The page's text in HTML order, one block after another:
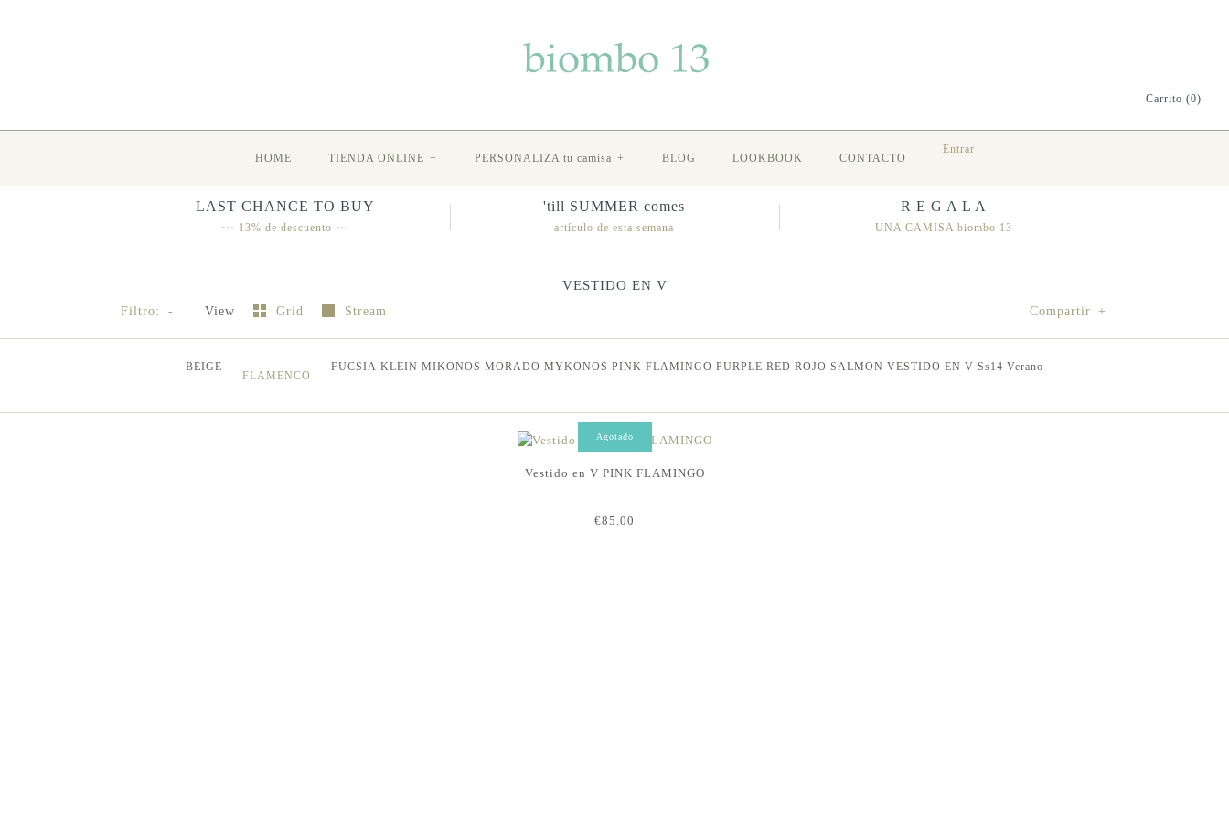
Carrito (0)
HOME TIENDA ONLINE + PERSONALIZA tu camisa + BLOG LOOKBOOK CONTACTO
Entrar
LAST CHANCE TO BUY
··· 13% de descuento ···
'till SUMMER comes
artículo de esta semana
R E G A L A
UNA CAMISA biombo 13
VESTIDO EN V
Filtro: - View Grid Stream Compartir +
BEIGE
FLAMENCO
FUCSIA KLEIN MIKONOS MORADO MYKONOS PINK FLAMINGO PURPLE RED ROJO SALMON VESTIDO EN V Ss14 Verano
Agotado
Vestido en V PINK FLAMINGO
€85.00